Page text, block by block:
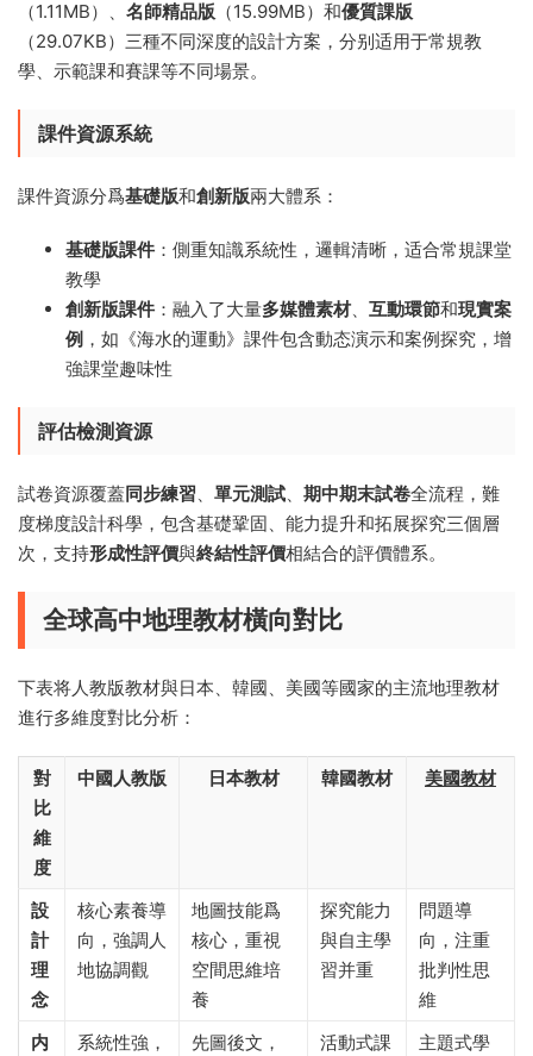
（1.11MB）、 名師精品版 （15.99MB）和優質課版
（29.07KB）三種不同深度的設計方案，分别适用于常規教
學、示範課和賽課等不同場景。
課件資源系統
課件資源分爲基礎版和創新版兩大體系：
基礎版課件 ：側重知識系統性，邏輯清晰，适合常規課堂
教學
創新版課件 ：融入了大量多媒體素材、 互動環節和現實案
例 ，如《海水的運動》課件包含動态演示和案例探究，增
強課堂趣味性
評估檢測資源
試卷資源覆蓋同步練習、 單元測試、 期中期末試卷全流程，難
度梯度設計科學，包含基礎鞏固、能力提升和拓展探究三個層
次，支持形成性評價與終結性評價相結合的評價體系。
全球高中地理教材橫向對比
下表将人教版教材與日本、韓國、美國等國家的主流地理教材
進行多維度對比分析：
對
比
維
度
中國人教版 日本教材 韓國教材 美國教材
設
計
理
念
核心素養導
向，強調人
地協調觀
地圖技能爲
核心，重視
空間思維培
養
探究能力
與自主學
習并重
問題導
向，注重
批判性思
維
内
系統性強，
先圖後文，
活動式課
主題式學